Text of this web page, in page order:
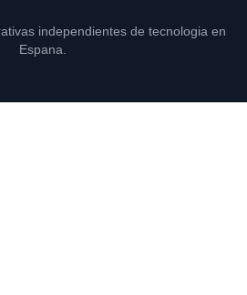
independientes de tecnologia en
Espana.